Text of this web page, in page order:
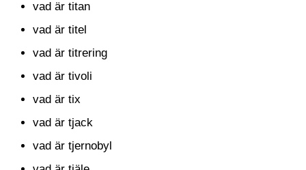
vad är titan
vad är titel
vad är titrering
vad är tivoli
vad är tix
vad är tjack
vad är tjernobyl